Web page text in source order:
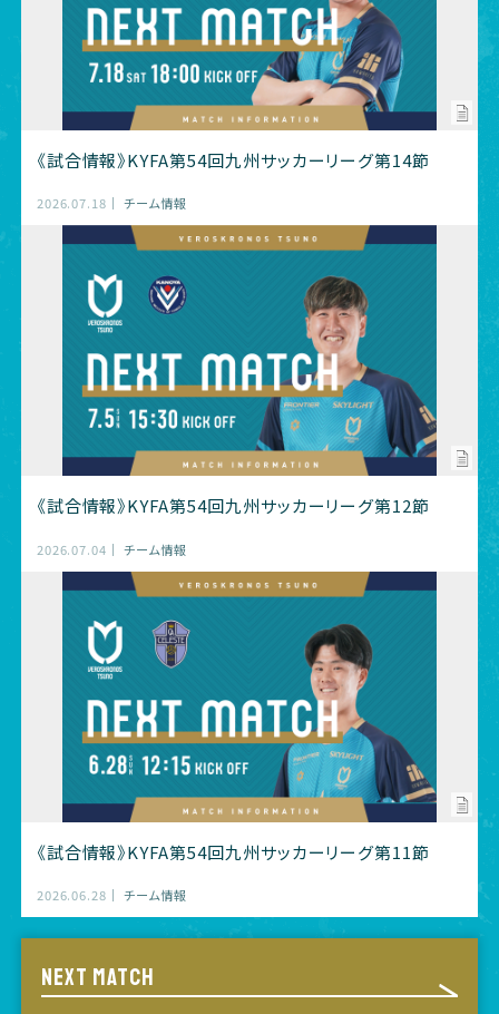
《試合情報》KYFA第54回九州サッカーリーグ第14節
2026.07.18 チーム情報
《試合情報》KYFA第54回九州サッカーリーグ第12節
2026.07.04 チーム情報
《試合情報》KYFA第54回九州サッカーリーグ第11節
2026.06.28 チーム情報
NEXT MATCH